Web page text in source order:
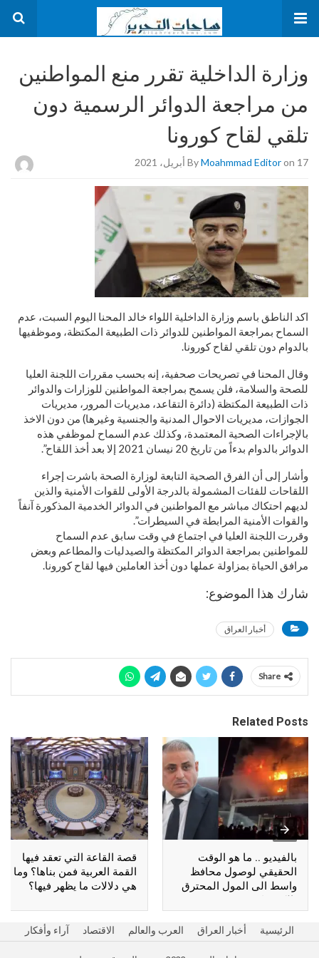
وزارة الداخلية تقرر منع المواطنين
من مراجعة الدوائر الرسمية دون
تلقي لقاح كورونا
ByMoahmmad Editoron 17 أبريل، 2021
اكد الناطق باسم وزارة الداخلية اللواء خالد المحنا اليوم السبت، عدم
السماح بمراجعة المواطنين للدوائر ذات الطبيعة المكتظة، وموظفيها
بالدوام دون تلقي لقاح كورونا.
وقال المحنا في تصريحات صحفية، إنه بحسب مقررات اللجنة العليا
للصحة والسلامة، فلن يسمح بمراجعة المواطنين للوزارات والدوائر
ذات الطبيعة المكتظة (دائرة التقاعد، مديريات المرور، مديريات
الجوازات، مديريات الاحوال المدنية والجنسية وغيرها) من دون الاخذ
بالإجراءات الصحية المعتمدة، وكذلك عدم السماح لموظفي هذه
الدوائر بالدوام بدءاً من تاريخ 20 نيسان 2021 إلا بعد أخذ اللقاح”.
وأشار إلى أن الفرق الصحية التابعة ل‍وزارة الصحة باشرت إجراء
اللقاحات للفئات المشمولة بالدرجة الأولى للقوات الأمنية والذين
لديهم احتكاك مباشر مع المواطنين في الدوائر الخدمية المذكورة آنفاً
والقوات الأمنية المرابطة في السيطرات”.
وقررت اللجنة العليا في اجتماع في وقت سابق عدم السماح
للمواطنين بمراجعة الدوائر المكتظة والصيدليات والمطاعم وبعض
مرافق الحياة بمزاولة عملها دون أخذ العاملين فيها لقاح كورونا.
شارك هذا الموضوع:
أخبار العراق
Share
Related Posts
بالفيديو .. ما هو الوقت
الحقيقي لوصول محافظ
واسط الى المول المحترق
بالكوت؟
قصة القاعة التي تعقد فيها
القمة العربية فمن بناها؟ وما
هي دلالات ما يظهر فيها؟
الرئيسية أخبار العراق العرب والعالم الاقتصاد آراء وأفكار